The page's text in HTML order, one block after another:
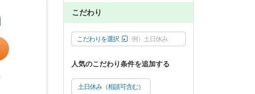
こだわり
こだわりを選択 例）土日休み
人気のこだわり条件を追加する
土日休み（相談可含む）